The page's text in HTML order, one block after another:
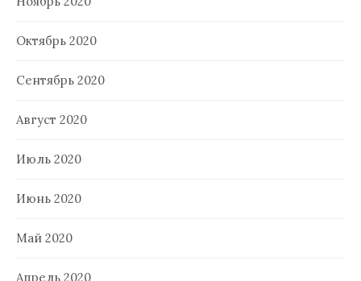
Октябрь 2020
Сентябрь 2020
Август 2020
Июль 2020
Июнь 2020
Май 2020
Апрель 2020